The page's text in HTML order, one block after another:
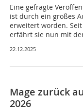
Eine gefragte
ist durch ein großes
erweitert worden.
erfährt sie nun mit
22.12.2025
Mage zurück
2026